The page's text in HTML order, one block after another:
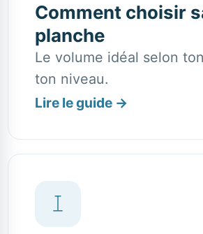
Comment choisir
planche
Le volume idéal selon
ton niveau.
Lire le guide →